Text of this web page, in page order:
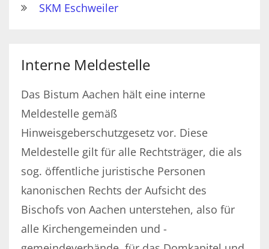
SKM Eschweiler
Interne Meldestelle
Das Bistum Aachen hält eine interne
Meldestelle gemäß
Hinweisgeberschutzgesetz vor. Diese
Meldestelle gilt für alle Rechtsträger, die als
sog. öffentliche juristische Personen
kanonischen Rechts der Aufsicht des
Bischofs von Aachen unterstehen, also für
alle Kirchengemeinden und -